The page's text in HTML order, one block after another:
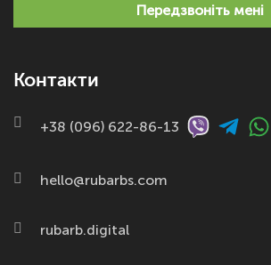
Передзвоніть мені
Контакти
+38 (096) 622-86-13
hello@rubarbs.com
rubarb.digital